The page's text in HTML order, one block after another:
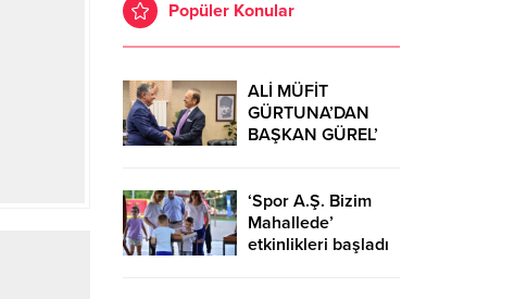
Popüler Konular
ALİ MÜFİT
GÜRTUNA’DAN
BAŞKAN GÜREL’
‘Spor A.Ş. Bizim
Mahallede’
etkinlikleri başladı